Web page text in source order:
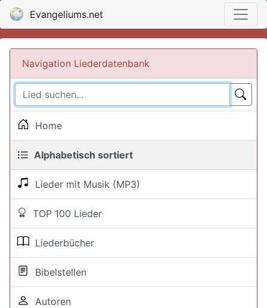
Evangeliums.net
Navigation Liederdatenbank
Home
Alphabetisch sortiert
Lieder mit Musik (MP3)
TOP 100 Lieder
Liederbücher
Bibelstellen
Autoren